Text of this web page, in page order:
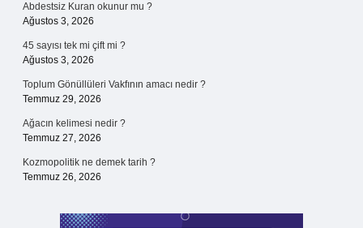
Abdestsiz Kuran okunur mu ?
Ağustos 3, 2026
45 sayısı tek mi çift mi ?
Ağustos 3, 2026
Toplum Gönüllüleri Vakfının amacı nedir ?
Temmuz 29, 2026
Ağacın kelimesi nedir ?
Temmuz 27, 2026
Kozmopolitik ne demek tarih ?
Temmuz 26, 2026